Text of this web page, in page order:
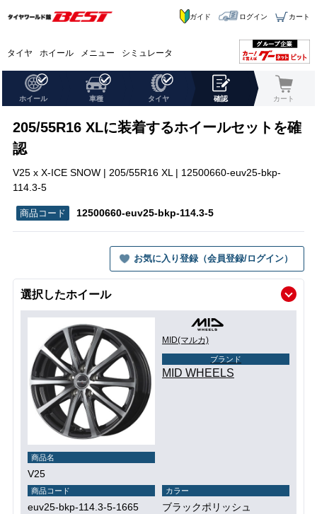
タイヤ ホイール メニュー シミュレータ
ガイド ログイン カート
ホイール 車種 タイヤ 確認 カート
205/55R16 XLに装着するホイールセットを確
認
V25 x X-ICE SNOW | 205/55R16 XL | 12500660-euv25-bkp-
114.3-5
12500660-euv25-bkp-114.3-5
お気に入り登録（会員登録/ログイン）
選択したホイール
MID(マルカ)
ブランド
MID WHEELS
商品名
V25
商品コード
euv25-bkp-114.3-5-1665
カラー
ブラックポリッシュ